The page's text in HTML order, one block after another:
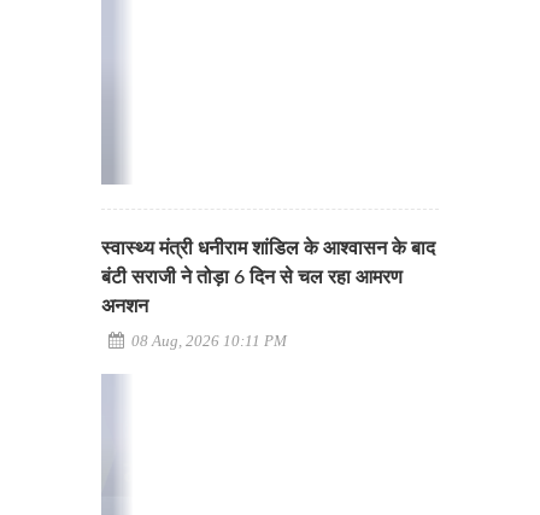
स्वास्थ्य मंत्री धनीराम शांडिल के आश्वासन के बाद
बंटी सराजी ने तोड़ा 6 दिन से चल रहा आमरण
अनशन
08 Aug, 2026 10:11 PM